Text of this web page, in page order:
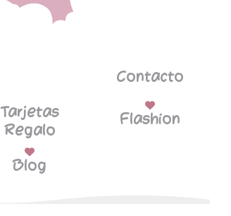
Tarjetas
Regalo
Blog
Contacto
Flashion